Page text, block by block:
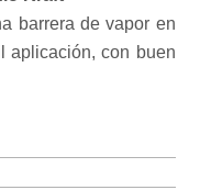
barrera de vapor en
aplicación, con buen